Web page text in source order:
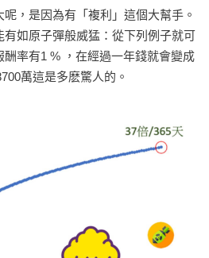
是因為有「複利」這個大幫手。
如原子彈般威猛：從下列例子就可
率有1 % ，在經過一年錢就會變成
萬這是多麽驚人的。